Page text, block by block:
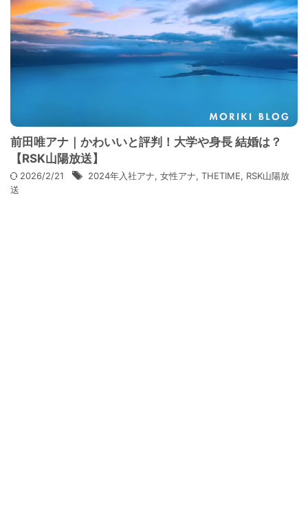
前田唯アナ｜かわいいと評判！大学や身長 結婚は？
【RSK山陽放送】
2026/2/21 2024年入社アナ, 女性アナ, THETIME, RSK山陽放
送